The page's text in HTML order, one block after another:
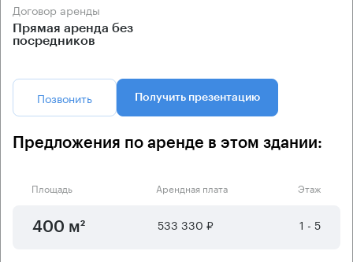
Договор аренды
Прямая аренда без
посредников
Позвонить Получить презентацию
Предложения по аренде в этом здании:
Площадь Арендная плата Этаж
400 м² 533 330 ₽ 1 - 5